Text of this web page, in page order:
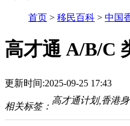
首页 > 移民百科 > 中国
高才通 A/B/C
更新时间:2025-09-25
相关标签：
高才通计划,香港